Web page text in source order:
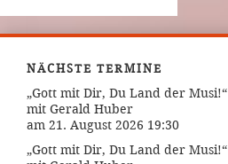
NÄCHSTE TERMINE
„Gott mit Dir, Du Land der Musi!“
mit Gerald Huber
am 21. August 2026 19:30
„Gott mit Dir, Du Land der Musi!“